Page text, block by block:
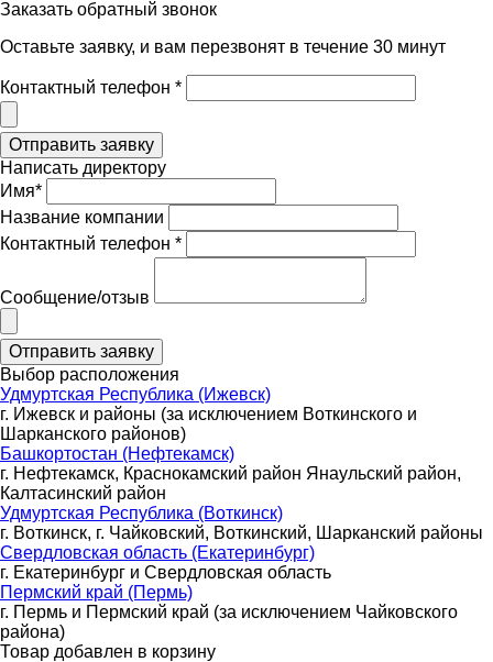
Заказать обратный звонок
Оставьте заявку, и вам перезвонят в течение 30 минут
Контактный телефон *
Написать директору
Имя*
Название компании
Контактный телефон *
Сообщение/отзыв
Выбор расположения
Удмуртская Республика (Ижевск)
г. Ижевск и районы (за исключением Воткинского и
Шарканского районов)
Башкортостан (Нефтекамск)
г. Нефтекамск, Краснокамский район Янаульский район,
Калтасинский район
Удмуртская Республика (Воткинск)
г. Воткинск, г. Чайковский, Воткинский, Шарканский районы
Свердловская область (Екатеринбург)
г. Екатеринбург и Свердловская область
Пермский край (Пермь)
г. Пермь и Пермский край (за исключением Чайковского
района)
Товар добавлен в корзину